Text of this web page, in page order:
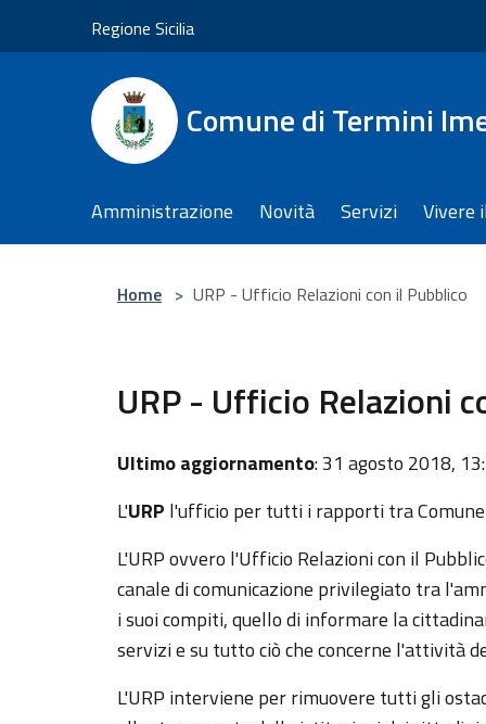
Regione Sicilia
Comune di Termini
Amministrazione Novità Servizi Vivere
Home > URP - Ufficio Relazioni con il Pubblico
URP - Ufficio Relazioni
Ultimo aggiornamento: 31 agosto 2018,
L'URP l'ufficio per tutti i rapporti tra
L'URP ovvero l'Ufficio Relazioni con il
canale di comunicazione privilegiato tra
i suoi compiti, quello di informare la
servizi e su tutto ciò che concerne l'attività
L'URP interviene per rimuovere tutti gli